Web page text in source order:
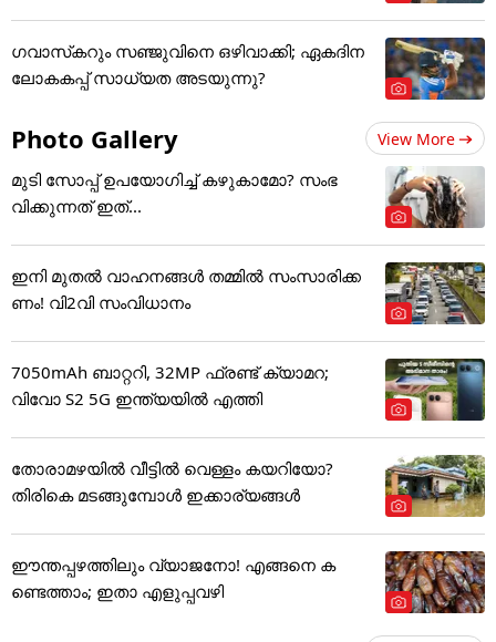
ഗവാസ്‌കറും സഞ്ജുവിനെ ഒഴിവാക്കി; ഏകദിന
ലോകകപ്പ് സാധ്യത അടയുന്നു?
Photo Gallery View More
മുടി സോപ്പ് ഉപയോഗിച്ച് കഴുകാമോ? സംഭ
വിക്കുന്നത് ഇത്...
ഇനി മുതൽ വാഹനങ്ങൾ തമ്മിൽ സംസാരിക്ക
ണം! വി2വി സംവിധാനം
7050mAh ബാറ്ററി, 32MP ഫ്രണ്ട് ക്യാമറ;
വിവോ S2 5G ഇന്ത്യയിൽ എത്തി
തോരാമഴയിൽ വീട്ടിൽ വെള്ളം കയറിയോ?
തിരികെ മടങ്ങുമ്പോൾ ഇക്കാര്യങ്ങൾ
ഈന്തപ്പഴത്തിലും വ്യാജനോ! എങ്ങനെ ക
ണ്ടെത്താം; ഇതാ എളുപ്പവഴി